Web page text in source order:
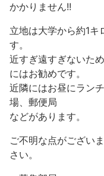
かかりません!!
立地は大学から約1キ
す。
近すぎ遠すぎないた
にはお勧めです。
近隣にはお昼にラン
場、郵便局
などがあります。
ご不明な点がござい
さい。